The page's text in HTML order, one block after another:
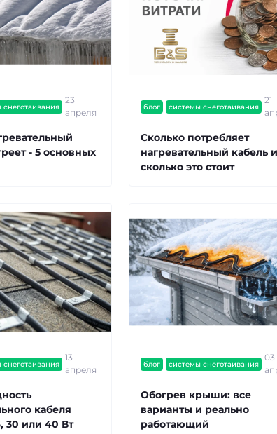
снеготаивания
23
апреля
- 5 основных
блог системы снеготаивания
21
Сколько потребляет
нагревательный кабель и
сколько это стоит
снеготаивания
13
апреля
кабеля
30 или 40 Вт
блог системы снеготаивания
03
Обогрев крыши: все
варианты и реально
работающий